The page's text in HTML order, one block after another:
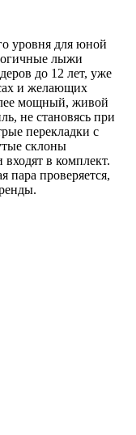
уровня для юной
лыжи
до 12 лет, уже
и желающих
мощный, живой
не становясь при
перекладки с
склоны
в комплект.
пара проверяется,